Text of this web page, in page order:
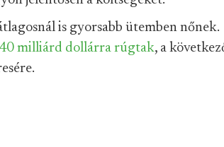
is gyorsabb ütemben nőnek.
40 milliárd dollárra rúgtak, a